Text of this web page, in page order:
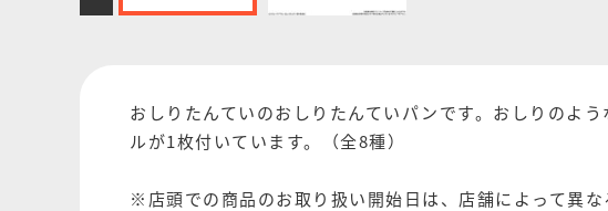
おしりたんていのおしりたんていパンです。おしりのよ
ルが1枚付いています。（全8種）
※店頭での商品のお取り扱い開始日は、店舗によって異な